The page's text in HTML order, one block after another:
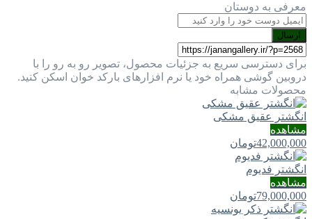
معرفی به دوستان
ارسال
برای دسترسی سریع به جزئیات محصول، تصویر رو به رو را با
دروبین گوشی همراه خود یا نرم افزارهای بارکد خوان اسکن کنید.
محصولات مشابه
انگشتر عقیق مشکی
مشاهده
42,000,000تومان
انگشتر فدیوم
مشاهده
79,000,000تومان